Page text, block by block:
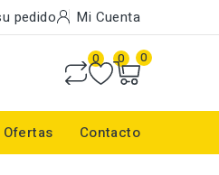
pedido Mi Cuenta
0 0 0
Ofertas Contacto